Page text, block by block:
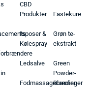
CBD
Produkter
Isposer &
Kølespray
Ledsalve
Fodmassagecremer
Fastekure
Grøn te-
ekstrakt
Green
Powder-
Blandinger